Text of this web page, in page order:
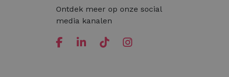
Ontdek meer op onze social
media kanalen